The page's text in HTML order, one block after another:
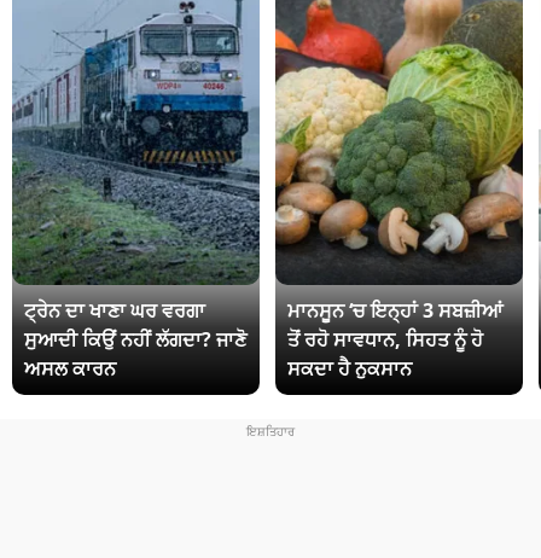
ਟ੍ਰੇਨ ਦਾ ਖਾਣਾ ਘਰ ਵਰਗਾ
ਸੁਆਦੀ ਕਿਉਂ ਨਹੀਂ ਲੱਗਦਾ? ਜਾਣੋ
ਅਸਲ ਕਾਰਨ
ਮਾਨਸੂਨ ‘ਚ ਇਨ੍ਹਾਂ 3 ਸਬਜ਼ੀਆਂ
ਤੋਂ ਰਹੋ ਸਾਵਧਾਨ, ਸਿਹਤ ਨੂੰ ਹੋ
ਸਕਦਾ ਹੈ ਨੁਕਸਾਨ